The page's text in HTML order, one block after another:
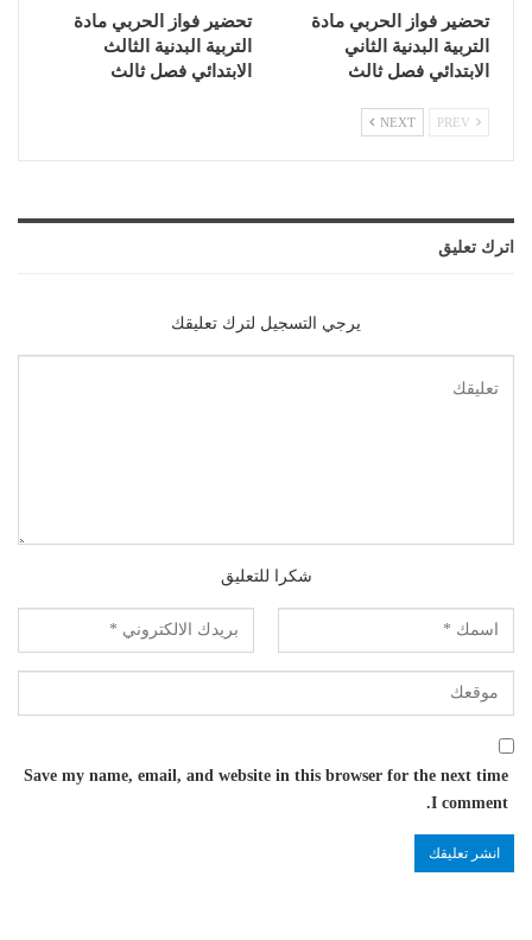
تحضير فواز الحربي مادة
التربية البدنية الثاني
الابتدائي فصل ثالث
تحضير فواز الحربي مادة
التربية البدنية الثالث
الابتدائي فصل ثالث
NEXT
اترك تعليق
يرجي التسجيل لترك تعليقك
شكرا للتعليق
Save my name, email, and website in this browser for the next time
I comment.